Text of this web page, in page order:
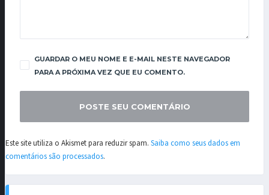
GUARDAR O MEU NOME E E-MAIL NESTE NAVEGADOR
PARA A PRÓXIMA VEZ QUE EU COMENTO.
Este site utiliza o Akismet para reduzir spam. Saiba como seus dados em
comentários são processados.